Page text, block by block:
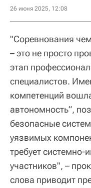
26 июня 2025, 12:08
"Соревнования
– это не просто
этап
специалистов.
компетенций
автономность”,
безопасные
уязвимых
требует
участников", –
слова приводит